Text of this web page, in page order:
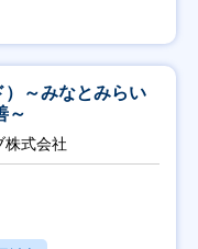
）～みなとみらい
～
株式会社